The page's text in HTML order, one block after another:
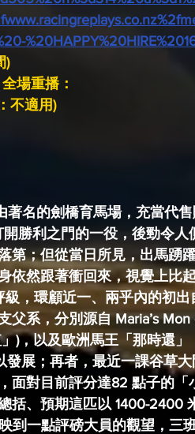
)
場重播：
不適用)
名的劍橋育馬場，充當代售
勝利之門的一役，後勁令人
第；但從當日所見，出馬踴
依然跟著衝回來，視覺上比
級，環顧近一、兩乎內的初
系，分別源自 Maria’s
)，以及歐洲馬王「那時還
展；再者，最近一課谷草
面對目前評分達82 點子的「
括、預期這匹以 1400-2400
到一點評磅大員的觀望，三